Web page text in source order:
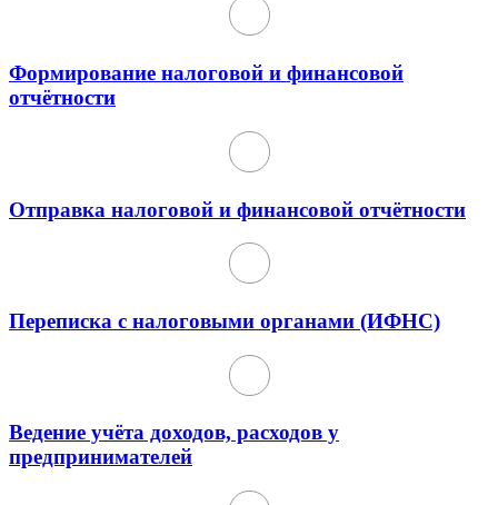
Формирование налоговой и финансовой
отчётности
Отправка налоговой и финансовой отчётности
Переписка с налоговыми органами (ИФНС)
Ведение учёта доходов, расходов у
предпринимателей